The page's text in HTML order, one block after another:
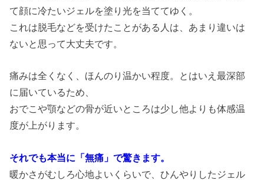
て顔に冷たいジェルを塗り光を当ててゆく。
これは脱毛などを受けたことがある人は、あまり違いは
ないと思って大丈夫です。
痛みは全くなく、ほんのり温かい程度。とはいえ最深部
に届いているため、
おでこや顎などの骨が近いところは少し他よりも体感温
度が上がります。
それでも本当に「無痛」で驚きます。
暖かさがむしろ心地よいくらいで、ひんやりしたジェル